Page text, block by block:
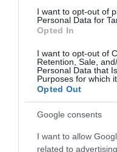
I want to opt-out of
Personal Data for
Opted In
I want to opt-out of
Retention, Sale,
Personal Data that
Purposes for which
Opted Out
Google consents
I want to allow
related to
étrend-kiegészítők
Az Európai Unió
javaslatot tettek 13
szabályozására. A listán
szerepelnek, írja…